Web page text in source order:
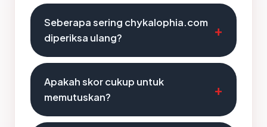
Seberapa sering chykalophia.com
diperiksa ulang?
Apakah skor cukup untuk
memutuskan?